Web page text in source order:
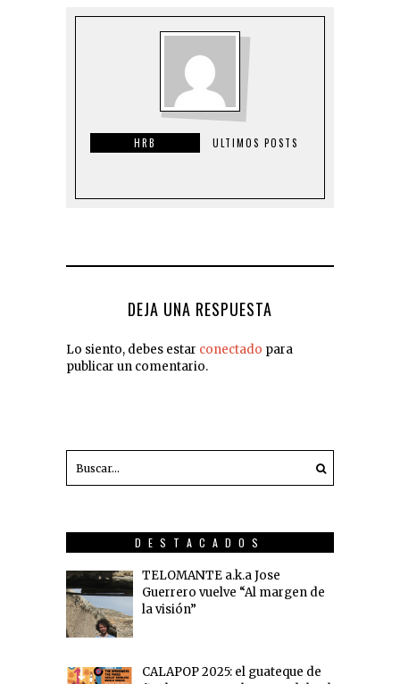
HRB ULTIMOS POSTS
DEJA UNA RESPUESTA
Lo siento, debes estar conectado para
publicar un comentario.
DESTACADOS
TELOMANTE a.k.a Jose
Guerrero vuelve “Al margen de
la visión”
CALAPOP 2025: el guateque de